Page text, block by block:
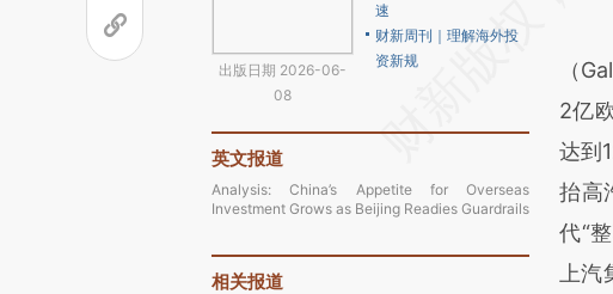
出版日期 2026-06-
08
速
财新周刊｜理解海外投
资新规
英文报道
Analysis: China’s Appetite for Overseas
Investment Grows as Beijing Readies Guardrails
相关报道
新
对和
（
2亿
达到
抬高
代“
上